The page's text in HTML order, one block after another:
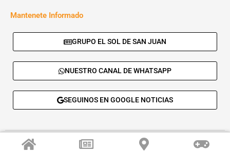
Mantenete Informado
GRUPO EL SOL DE SAN JUAN
NUESTRO CANAL DE WHATSAPP
SEGUINOS EN GOOGLE NOTICIAS
© 2026 - El Sol de San Juan. Todos los derechos reservados. |